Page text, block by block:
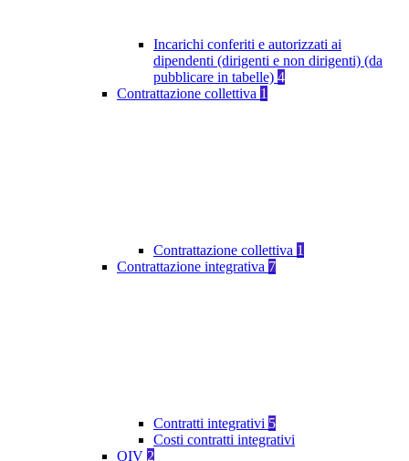
Incarichi conferiti e autorizzati ai
dipendenti (dirigenti e non dirigenti) (da
pubblicare in tabelle) 4
Contrattazione collettiva 1
Contrattazione collettiva 1
Contrattazione integrativa 7
Contratti integrativi 5
Costi contratti integrativi
OIV 2